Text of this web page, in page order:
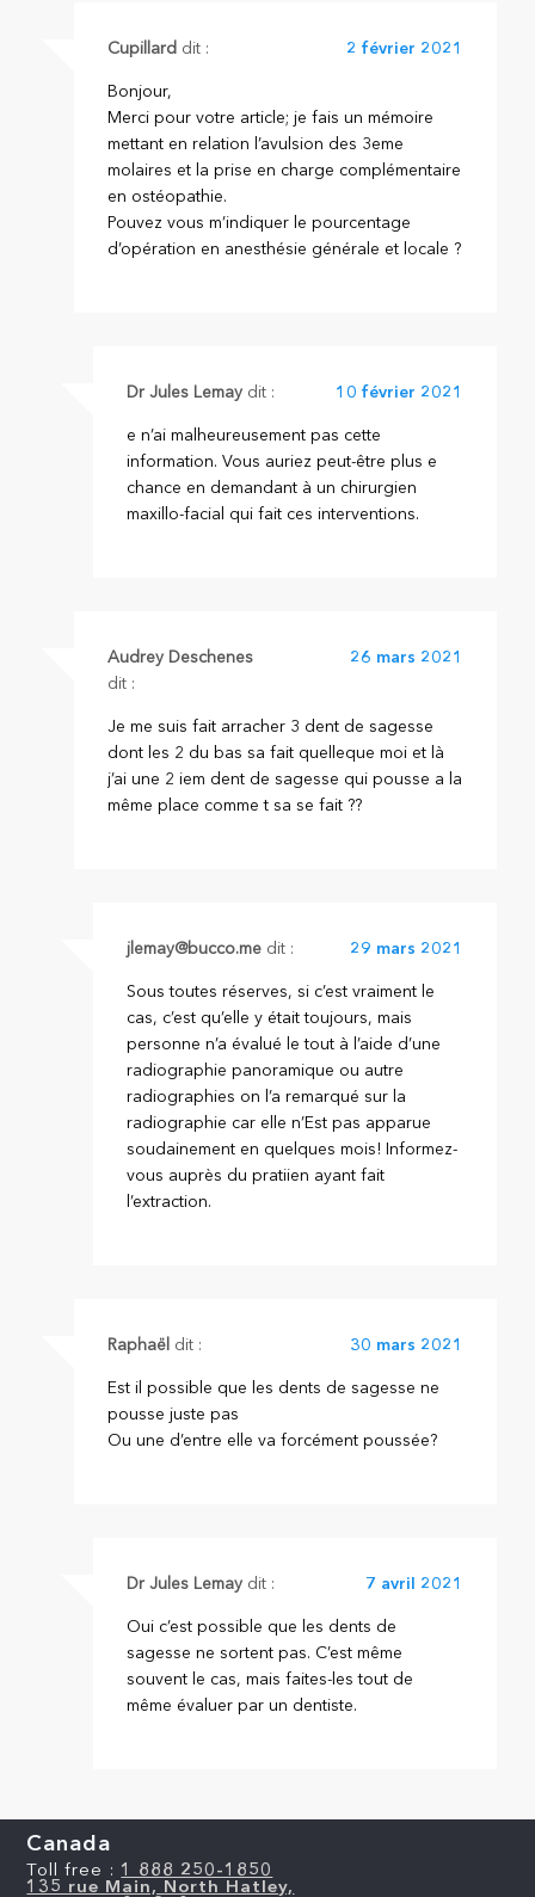
Cupillard dit : 2 février 2021
Bonjour,
Merci pour votre article; je fais un mémoire
mettant en relation l’avulsion des 3eme
molaires et la prise en charge complémentaire
en ostéopathie.
Pouvez vous m’indiquer le pourcentage
d’opération en anesthésie générale et locale ?
Dr Jules Lemay dit : 10 février 2021
e n’ai malheureusement pas cette
information. Vous auriez peut-être plus e
chance en demandant à un chirurgien
maxillo-facial qui fait ces interventions.
Audrey Deschenes
dit :
26 mars 2021
Je me suis fait arracher 3 dent de sagesse
dont les 2 du bas sa fait quelleque moi et là
j’ai une 2 iem dent de sagesse qui pousse a la
même place comme t sa se fait ??
jlemay@bucco.me dit : 29 mars 2021
Sous toutes réserves, si c’est vraiment le
cas, c’est qu’elle y était toujours, mais
personne n’a évalué le tout à l’aide d’une
radiographie panoramique ou autre
radiographies on l’a remarqué sur la
radiographie car elle n’Est pas apparue
soudainement en quelques mois! Informez-
vous auprès du pratiien ayant fait
l’extraction.
Raphaël dit : 30 mars 2021
Est il possible que les dents de sagesse ne
pousse juste pas
Ou une d’entre elle va forcément poussée?
Dr Jules Lemay dit : 7 avril 2021
Oui c’est possible que les dents de
sagesse ne sortent pas. C’est même
souvent le cas, mais faites-les tout de
même évaluer par un dentiste.
Canada
Toll free : 1 888 250-1850
135 rue Main, North Hatley,